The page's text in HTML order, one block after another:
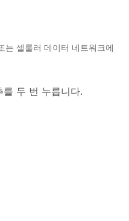
는 셀룰러 데이터 네트워크에
를 두 번 누릅니다.